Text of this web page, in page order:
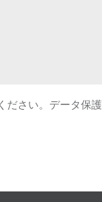
ださい。データ保護